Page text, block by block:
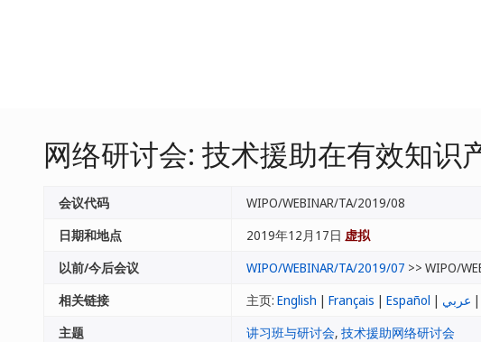
网络研讨会: 技术援助在有效知识
会议代码
WIPO/WEBINAR/TA/2019/08
日期和地点
2019年12月17日 虚拟
以前/今后会议
WIPO/WEBINAR/TA/2019/07 >> WIPO/
相关链接
主页: English | Français | Español | عربي |
主题
讲习班与研讨会, 技术援助网络研讨会